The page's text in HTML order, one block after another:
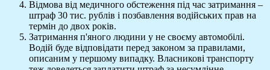
Відмова від медичного обстеження під час затримання –
штраф 30 тис. рублів і позбавлення водійських прав на
термін до двох років.
Затримання п'яного людини у не своєму автомобілі.
Водій буде відповідати перед законом за правилами,
описаним у першому випадку. Власникові транспорту